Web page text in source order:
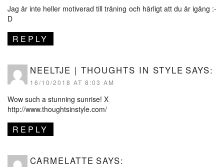
Jag är inte heller motiverad till träning och härligt att du är igång :-
D
REPLY
NEELTJE | THOUGHTS IN STYLE SAYS:
16/10/2018 AT 8:03 AM
Wow such a stunning sunrise! X
http://www.thoughtsinstyle.com/
REPLY
CARMELATTE SAYS: